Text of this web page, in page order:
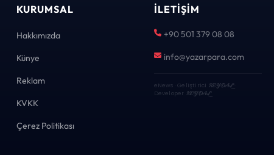
KURUMSAL
Hakkımızda
Künye
Reklam
KVKK
Çerez Politikası
İLETIŞIM
+90 501 379 08 08
info@yazarpara.com
eNews · Geliştirici KEYDAL·
Developer KEYDAL